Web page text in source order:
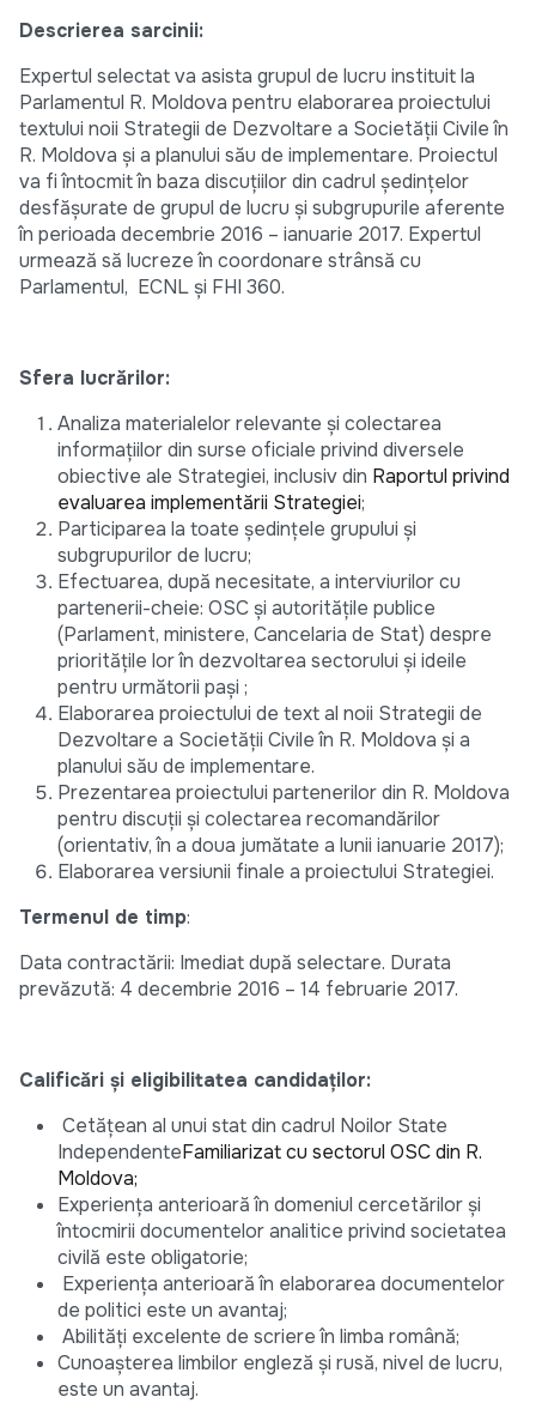
Descrierea sarcinii:
Expertul selectat va asista grupul de lucru instituit la
Parlamentul R. Moldova pentru elaborarea proiectului
textului noii Strategii de Dezvoltare a Societății Civile în
R. Moldova și a planului său de implementare. Proiectul
va fi întocmit în baza discuțiilor din cadrul ședințelor
desfășurate de grupul de lucru și subgrupurile aferente
în perioada decembrie 2016 – ianuarie 2017. Expertul
urmează să lucreze în coordonare strânsă cu
Parlamentul, ECNL și FHI 360.
Sfera lucrărilor:
Analiza materialelor relevante și colectarea
informațiilor din surse oficiale privind diversele
obiective ale Strategiei, inclusiv din Raportul privind
evaluarea implementării Strategiei;
Participarea la toate ședințele grupului și
subgrupurilor de lucru;
Efectuarea, după necesitate, a interviurilor cu
partenerii-cheie: OSC și autoritățile publice
(Parlament, ministere, Cancelaria de Stat) despre
prioritățile lor în dezvoltarea sectorului și ideile
pentru următorii pași ;
Elaborarea proiectului de text al noii Strategii de
Dezvoltare a Societății Civile în R. Moldova și a
planului său de implementare.
Prezentarea proiectului partenerilor din R. Moldova
pentru discuții și colectarea recomandărilor
(orientativ, în a doua jumătate a lunii ianuarie 2017);
Elaborarea versiunii finale a proiectului Strategiei.
Termenul de timp:
Data contractării: Imediat după selectare. Durata
prevăzută: 4 decembrie 2016 – 14 februarie 2017.
Calificări și eligibilitatea candidaților:
Cetățean al unui stat din cadrul Noilor State
IndependenteFamiliarizat cu sectorul OSC din R.
Moldova;
Experiența anterioară în domeniul cercetărilor și
întocmirii documentelor analitice privind societatea
civilă este obligatorie;
Experiența anterioară în elaborarea documentelor
de politici este un avantaj;
Abilități excelente de scriere în limba română;
Cunoașterea limbilor engleză și rusă, nivel de lucru,
este un avantaj.